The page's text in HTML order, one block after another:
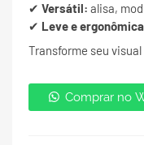
✔ Versátil: alisa,
✔ Leve e ergonômica
Transforme seu
Comprar no